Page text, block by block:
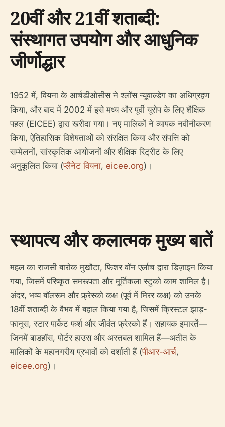
20वीं और 21वीं शताब्दी:
संस्थागत उपयोग और आधुनिक
जीर्णोद्धार
1952 में, वियना के आर्चडीओसीस ने श्लॉस न्यूवाल्डेग का अधिग्रहण
किया, और बाद में 2002 में इसे मध्य और पूर्वी यूरोप के लिए शैक्षिक
पहल (EICEE) द्वारा खरीदा गया। नए मालिकों ने व्यापक नवीनीकरण
किया, ऐतिहासिक विशेषताओं को संरक्षित किया और संपत्ति को
सम्मेलनों, सांस्कृतिक आयोजनों और शैक्षिक रिट्रीट के लिए
अनुकूलित किया (प्लैनेट वियना, eicee.org)।
स्थापत्य और कलात्मक मुख्य बातें
महल का राजसी बारोक मुखौटा, फिशर वॉन एर्लाच द्वारा डिज़ाइन किया
गया, जिसमें परिष्कृत समरूपता और मूर्तिकला स्टुको काम शामिल है।
अंदर, भव्य बॉलरूम और फ्र्रेस्को कक्ष (पूर्व में मिरर कक्ष) को उनके
18वीं शताब्दी के वैभव में बहाल किया गया है, जिसमें क्रिस्टल झाड़-
फानूस, स्टार पार्केट फर्श और जीवंत फ्र्रेस्को हैं। सहायक इमारतें—
जिनमें बाडहॉस, पोर्टर हाउस और अस्तबल शामिल हैं—अतीत के
मालिकों के महानगरीय प्रभावों को दर्शाती हैं (पीआर-आर्च,
eicee.org)।